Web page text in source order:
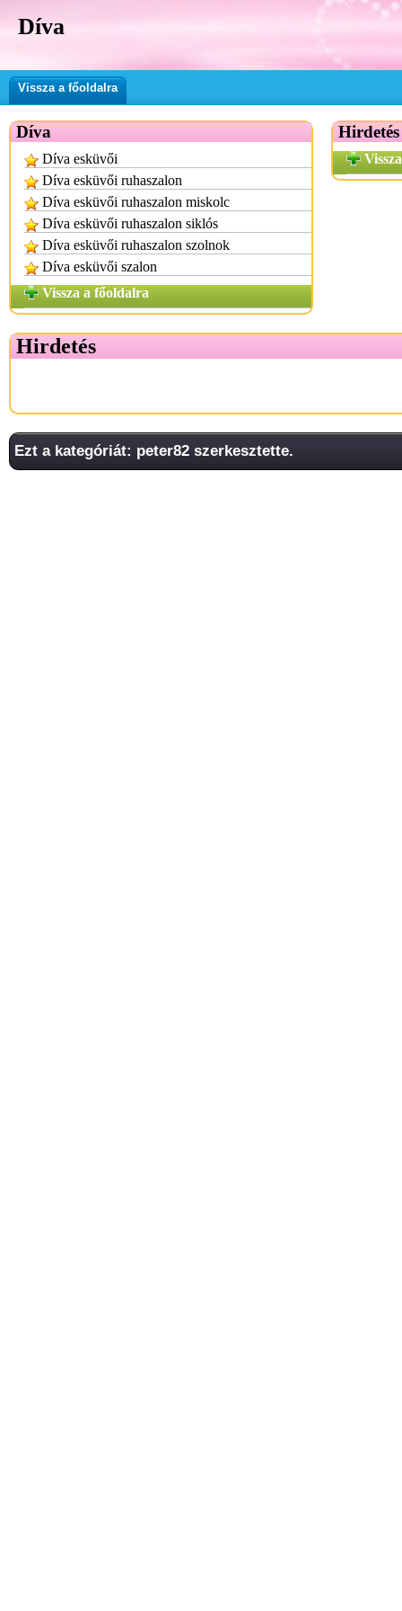
Díva
Vissza a főoldalra
Díva
Díva esküvői
Díva esküvői ruhaszalon
Díva esküvői ruhaszalon miskolc
Díva esküvői ruhaszalon siklós
Díva esküvői ruhaszalon szolnok
Díva esküvői szalon
Vissza a főoldalra
Hirdetés
Hirdetés
Ezt a kategóriát: peter82 szerkesztette.